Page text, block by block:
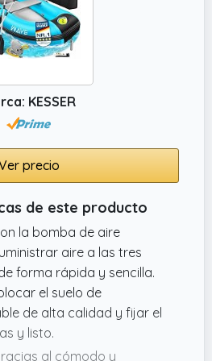
KESSER
precio
de este producto
la bomba de aire
aire a las tres
forma rápida y sencilla.
el suelo de
de alta calidad y fijar el
y listo.
al cómodo y